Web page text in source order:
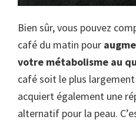
Bien sûr, vous pouvez
café du matin pour
votre métabolisme au
café soit le plus
acquiert également une
alternatif pour la peau.